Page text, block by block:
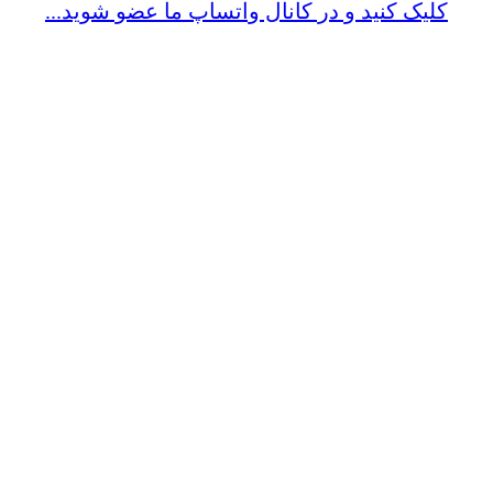
کلیک کنید و در کانال واتساپ ما عضو شوید...